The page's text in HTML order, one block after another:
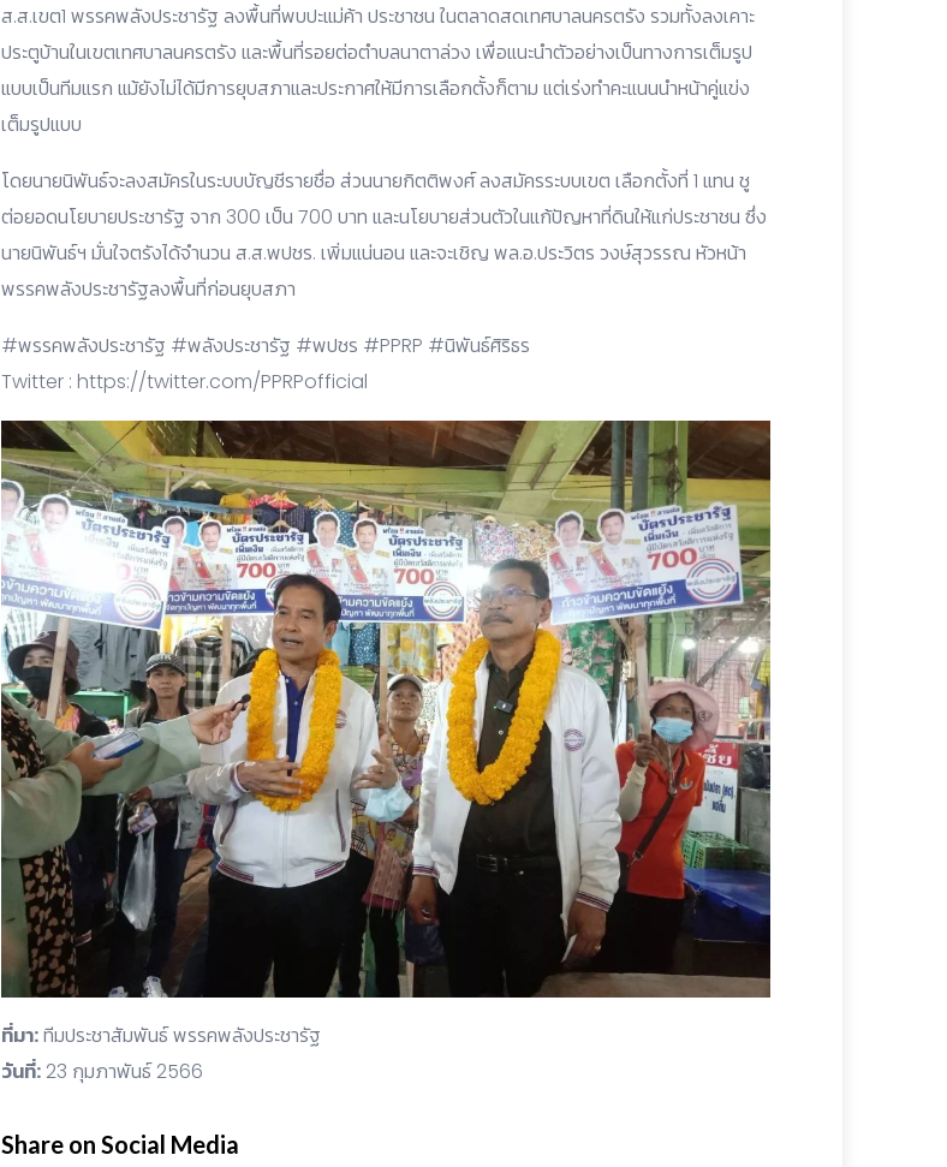
ส.ส.เขต1 พรรคพลังประชารัฐ ลงพื้นที่พบปะแม่ค้า ประชาชน ในตลาดสดเทศบาลนครตรัง รวมทั้งลงเคาะ
ประตูบ้านในเขตเทศบาลนครตรัง และพื้นที่รอยต่อตำบลนาตาล่วง เพื่อแนะนำตัวอย่างเป็นทางการเต็มรูป
แบบเป็นทีมแรก แม้ยังไม่ได้มีการยุบสภาและประกาศให้มีการเลือกตั้งก็ตาม แต่เร่งทำคะแนนนำหน้าคู่แข่ง
เต็มรูปแบบ
โดยนายนิพันธ์จะลงสมัครในระบบบัญชีรายชื่อ ส่วนนายกิตติพงศ์ ลงสมัครระบบเขต เลือกตั้งที่ 1 แทน ชู
ต่อยอดนโยบายประชารัฐ จาก 300 เป็น 700 บาท และนโยบายส่วนตัวในแก้ปัญหาที่ดินให้แก่ประชาชน ซึ่ง
นายนิพันธ์ฯ มั่นใจตรังได้จำนวน ส.ส.พปชร. เพิ่มแน่นอน และจะเชิญ พล.อ.ประวิตร วงษ์สุวรรณ หัวหน้า
พรรคพลังประชารัฐลงพื้นที่ก่อนยุบสภา
#พรรคพลังประชารัฐ #พลังประชารัฐ #พปชร #PPRP #นิพันธ์ศิริธร
Twitter : https://twitter.com/PPRPofficial
ที่มา:ทีมประชาสัมพันธ์ พรรคพลังประชารัฐ
วันที่: 23 กุมภาพันธ์ 2566
Share on Social Media